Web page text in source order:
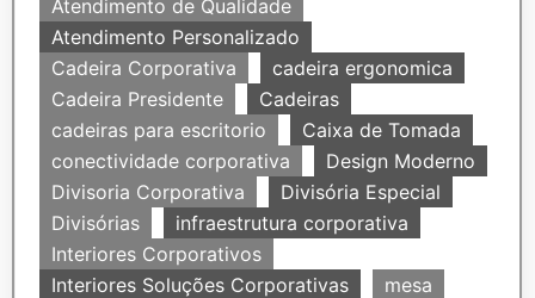
Atendimento de Qualidade
Atendimento Personalizado
Cadeira Corporativa
cadeira ergonomica
Cadeira Presidente
Cadeiras
cadeiras para escritorio
Caixa de Tomada
conectividade corporativa
Design Moderno
Divisoria Corporativa
Divisória Especial
Divisórias
infraestrutura corporativa
Interiores Corporativos
Interiores Soluções Corporativas
mesa